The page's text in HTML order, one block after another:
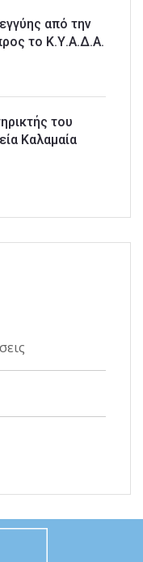
από την
το Κ.Υ.Α.Δ.Α.
του
Καλαμαία